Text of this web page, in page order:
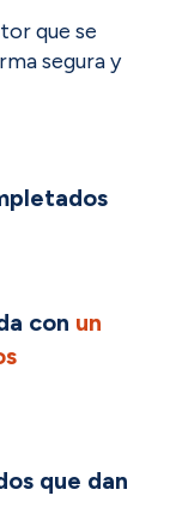
que se
segura y
con un
que dan